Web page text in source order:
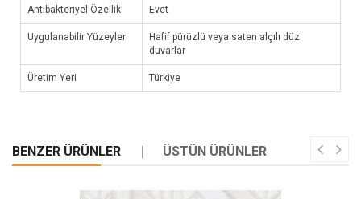
Antibakteriyel Özellik Evet
Uygulanabilir Yüzeyler
Hafif pürüzlü veya saten alçılı düz
duvarlar
Üretim Yeri Türkiye
BENZER ÜRÜNLER ÜSTÜN ÜRÜNLER